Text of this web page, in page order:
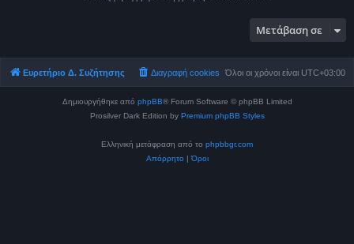
Μετάβαση σε
Ευρετήριο Δ. Συζήτησης Όλοι οι χρόνοι είναι UTC+03:00
Διαγραφή cookies
Δημιουργήθηκε από phpBB® Forum Software © phpBB Limited
Prosilver Dark Edition by Premium phpBB Styles
Ελληνική μετάφραση από το phpbbgr.com
Απόρρητο |Όροι